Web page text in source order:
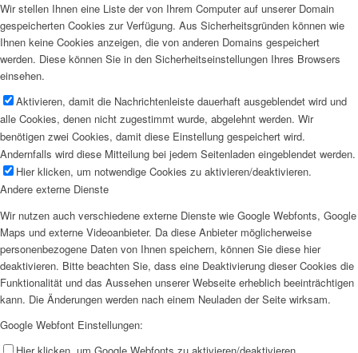
Wir stellen Ihnen eine Liste der von Ihrem Computer auf unserer Domain
gespeicherten Cookies zur Verfügung. Aus Sicherheitsgründen können wie
Ihnen keine Cookies anzeigen, die von anderen Domains gespeichert
werden. Diese können Sie in den Sicherheitseinstellungen Ihres Browsers
einsehen.
Aktivieren, damit die Nachrichtenleiste dauerhaft ausgeblendet wird und
alle Cookies, denen nicht zugestimmt wurde, abgelehnt werden. Wir
benötigen zwei Cookies, damit diese Einstellung gespeichert wird.
Andernfalls wird diese Mitteilung bei jedem Seitenladen eingeblendet werden.
Hier klicken, um notwendige Cookies zu aktivieren/deaktivieren.
Andere externe Dienste
Wir nutzen auch verschiedene externe Dienste wie Google Webfonts, Google
Maps und externe Videoanbieter. Da diese Anbieter möglicherweise
personenbezogene Daten von Ihnen speichern, können Sie diese hier
deaktivieren. Bitte beachten Sie, dass eine Deaktivierung dieser Cookies die
Funktionalität und das Aussehen unserer Webseite erheblich beeinträchtigen
kann. Die Änderungen werden nach einem Neuladen der Seite wirksam.
Google Webfont Einstellungen:
Hier klicken, um Google Webfonts zu aktivieren/deaktivieren.